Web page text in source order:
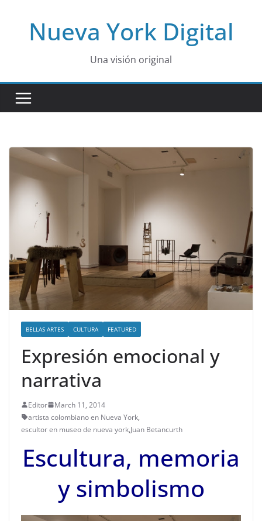
contentNueva York Digital
Una visión original
BELLAS ARTES CULTURA FEATURED
Expresión emocional y
narrativa
Editor
March 11, 2014
artista colombiano en Nueva York,
escultor en museo de nueva york,Juan Betancurth
Escultura, memoria
y simbolismo